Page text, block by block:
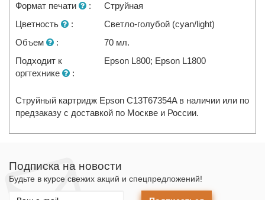
Формат печати
:
Струйная
Цветность
:
Светло-голубой (cyan/light)
Объем
:
70 мл.
Подходит к
оргтехнике
:
Epson L800; Epson L1800
Струйный картридж Epson C13T67354A в наличии или по
предзаказу с доставкой по Москве и России.
Подписка на новости
Будьте в курсе свежих акций и спецпредложений!